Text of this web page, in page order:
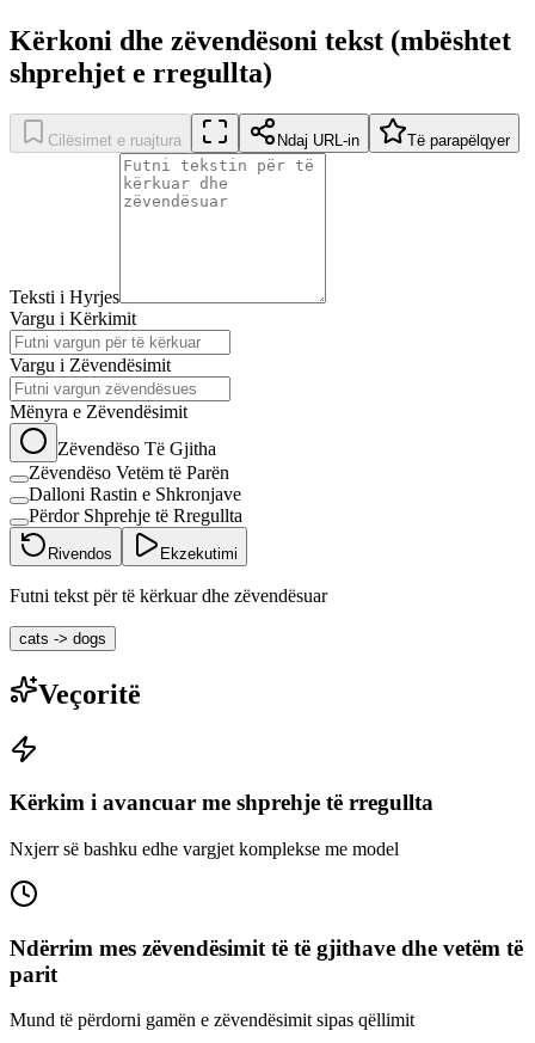
Kërkoni dhe zëvendësoni tekst (mbështet
shprehjet e rregullta)
Cilësimet e ruajtura Ndaj URL-in Të parapëlqyer
Teksti i Hyrjes
Vargu i Kërkimit
Vargu i Zëvendësimit
Mënyra e Zëvendësimit
Zëvendëso Të Gjitha
Zëvendëso Vetëm të Parën
Dalloni Rastin e Shkronjave
Përdor Shprehje të Rregullta
Rivendos Ekzekutimi
Futni tekst për të kërkuar dhe zëvendësuar
cats -> dogs
Veçoritë
Kërkim i avancuar me shprehje të rregullta
Nxjerr së bashku edhe vargjet komplekse me model
Ndërrim mes zëvendësimit të të gjithave dhe vetëm të
parit
Mund të përdorni gamën e zëvendësimit sipas qëllimit